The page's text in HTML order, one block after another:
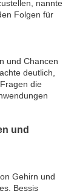
nannte
Folgen für
und Chancen
deutlich,
die
und
Gehirn und
Bessis